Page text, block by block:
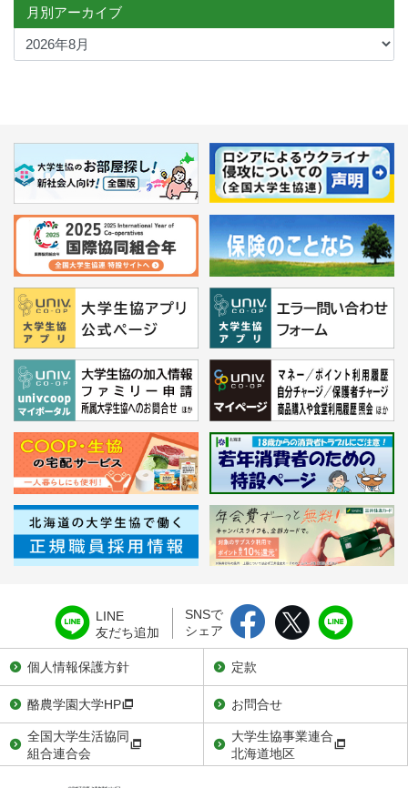
月別アーカイブ
LINE
友だち追加
SNSで
シェア
個人情報保護方針
定款
酪農学園大学HP
お問合せ
全国大学生活協同
組合連合会
大学生協事業連合
北海道地区